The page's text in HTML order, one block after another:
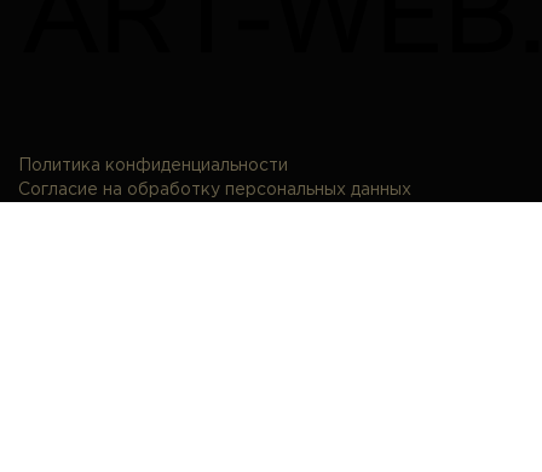
Политика конфиденциальности
Согласие на обработку персональных данных